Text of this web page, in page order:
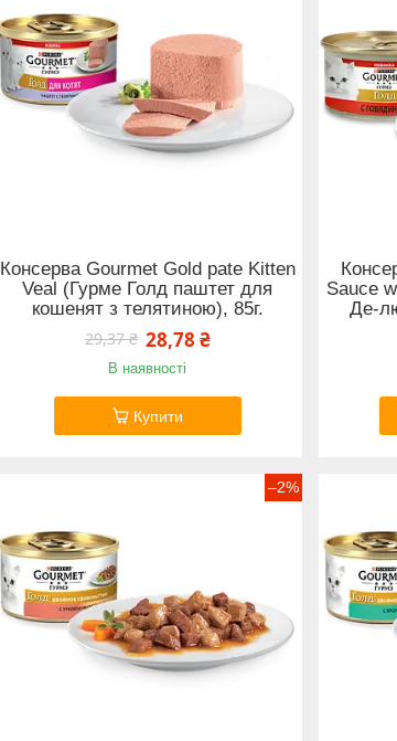
Консерва Gourmet Gold pate Kitten
Veal (Гурме Голд паштет для
кошенят з телятиною), 85г.
29,37 ₴ 28,78 ₴
В наявності
Купити
Sauce
Де-
–2%